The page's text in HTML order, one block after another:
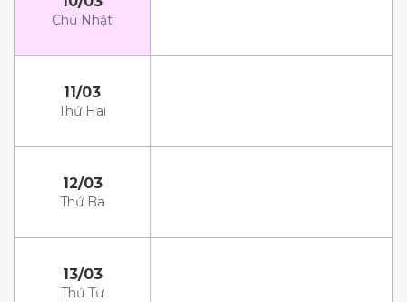
Chủ Nhật
11/03
Thứ Hai
12/03
Thứ Ba
13/03
Thứ Tư